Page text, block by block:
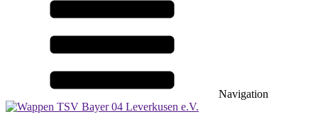
Navigation